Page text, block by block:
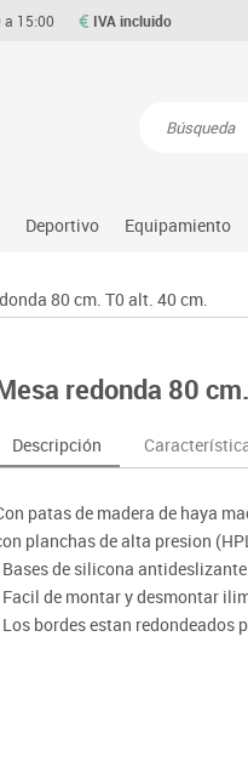
a 15:00 IVA incluido
y atención
exteriores
heurísticos
simbólicos
& idiomas
Música
Stem
Deportivo
Atletismo
Comp. deportivos
Deportes raqueta
Equipamiento
Aulas
Mesas
Percheros,
Sillas,
80 cm. T0 alt. 40 cm.
redonda 80
Descripción
patas de madera de haya
planchas de alta presion
Bases de silicona
Facil de montar y desmontar
Los bordes estan